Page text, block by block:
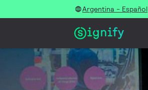
Argentina - Español